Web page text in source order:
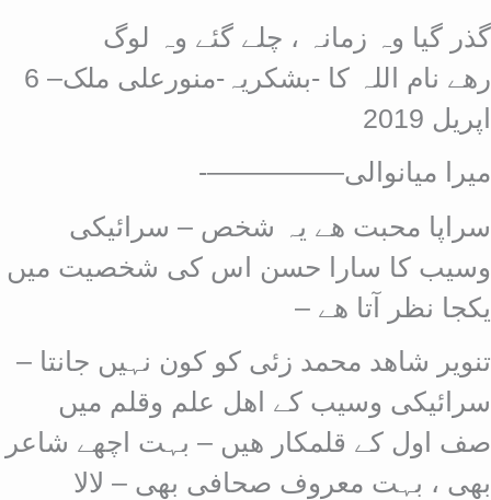
گذر گیا وہ زمانہ ، چلے گئے وہ لوگ
رھے نام اللہ کا -بشکریہ-منورعلی ملک– 6
اپریل 2019
میرا میانوالی—————-
سراپا محبت ھے یہ شخص – سرائیکی
وسیب کا سارا حسن اس کی شخصیت میں
یکجا نظر آتا ھے –
تنویر شاھد محمد زئی کو کون نہیں جانتا –
سرائیکی وسیب کے اھل علم وقلم میں
صف اول کے قلمکار ھیں – بہت اچھے شاعر
بھی ، بہت معروف صحافی بھی – لالا